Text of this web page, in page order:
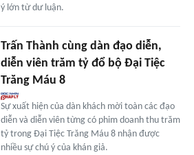
ý lớn từ dư luận.
Trấn Thành cùng dàn đạo diễn,
diễn viên trăm tỷ đổ bộ Đại Tiệc
Trăng Máu 8
Sự xuất hiện của dàn khách mời toàn các đạo
diễn và diễn viên từng có phim doanh thu trăm
tỷ trong Đại Tiệc Trăng Máu 8 nhận được
nhiều sự chú ý của khán giả.